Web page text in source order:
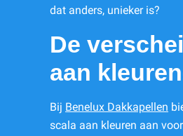
dat anders, unieker is?
De
aan
Bij Benelux Dakkapellen
scala aan kleuren aan